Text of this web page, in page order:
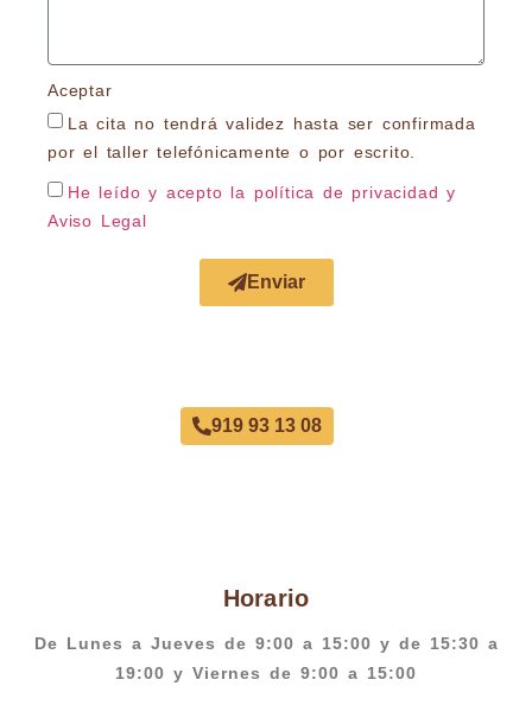
Aceptar
La cita no tendrá validez hasta ser confirmada
por el taller telefónicamente o por escrito.
He leído y acepto la política de privacidad y
Aviso Legal
Enviar
919 93 13 08
Horario
De Lunes a Jueves de 9:00 a 15:00 y de 15:30 a
19:00 y Viernes de 9:00 a 15:00